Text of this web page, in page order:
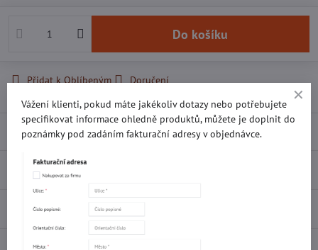
Do košíku
Přidat k Oblíbeným Doručení
Popis
Recenze
Diskuse 0
Vážení klienti, pokud máte jakékoliv dotazy nebo potřebujete
specifikovat informace ohledně produktů, můžete je doplnit do
poznámky pod zadáním fakturační adresy v objednávce.